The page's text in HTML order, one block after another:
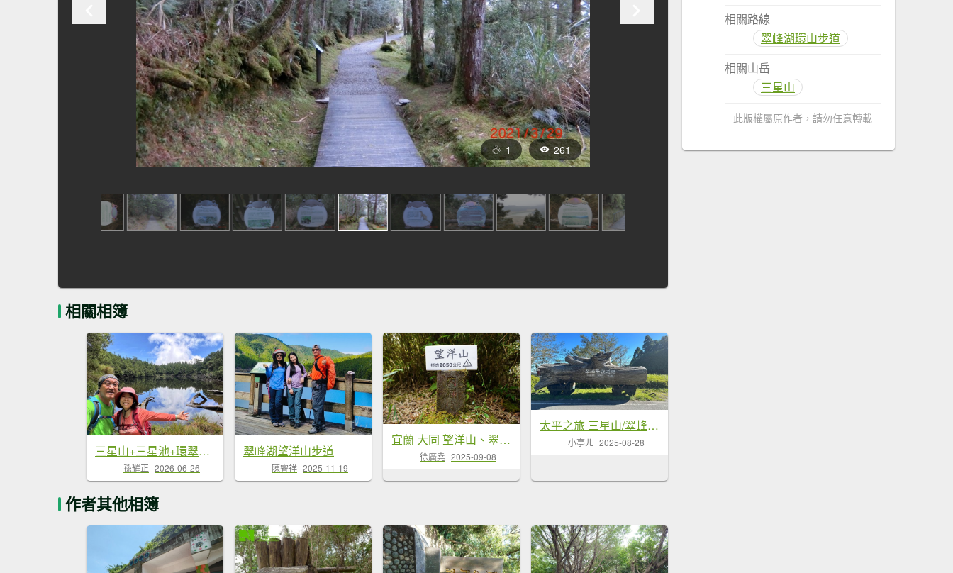
1 261
相關相簿
三星山+三星池+環翠峰湖 2026.06.20
孫耀正 2026-06-26
翠峰湖望洋山步道
陳睿祥 2025-11-19
宜蘭 大同 望洋山、翠峰湖步道、山毛櫸步道
徐廣堯 2025-09-08
太平之旅 三星山/翠峰湖/見晴
小亭ㄦ 2025-08-28
作者其他相簿
相關路線
翠峰湖環山步道
相關山岳
三星山
此版權屬原作者，請勿任意轉載